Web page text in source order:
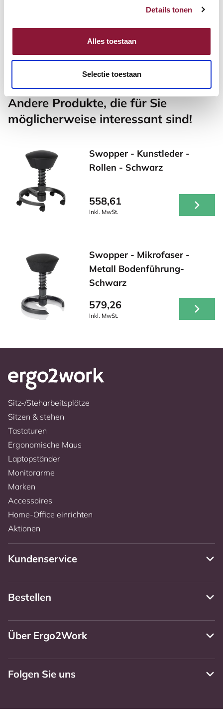
Details tonen
Alles toestaan
Selectie toestaan
ergonomische Fußstütze
106,51
Andere Produkte, die für Sie
möglicherweise interessant sind!
Swopper - Kunstleder -
Rollen - Schwarz
558,61
Inkl. MwSt.
Swopper - Mikrofaser -
Metall Bodenführung-
Schwarz
579,26
Inkl. MwSt.
Sitz-/Steharbeitsplätze
Sitzen & stehen
Tastaturen
Ergonomische Maus
Laptopständer
Monitorarme
Marken
Accessoires
Home-Office einrichten
Aktionen
Kundenservice
Bestellen
Über Ergo2Work
Folgen Sie uns